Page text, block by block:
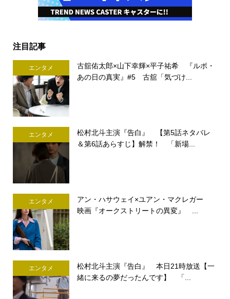
注目記事
エンタメ
古舘佑太郎×山下幸輝×平子祐希 『ルポ・
あの日の真実』#5 古舘「気づけ...
エンタメ
松村北斗主演『告白』 【第5話ネタバレ
＆第6話あらすじ】解禁！ 「新場...
エンタメ
アン・ハサウェイ×ユアン・マクレガー
映画『オークストリートの異変』 ...
エンタメ
松村北斗主演『告白』 本日21時放送【一
緒に来るの夢だったんです】 「...